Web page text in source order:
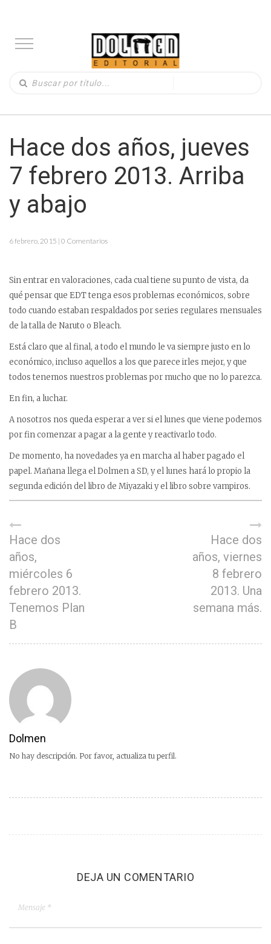
Hace dos años, jueves
7 febrero 2013. Arriba
y abajo
6 febrero, 2015 | 0 Comentarios
Sin entrar en valoraciones, cada cual tiene su punto de vista, da
qué pensar que EDT tenga esos problemas económicos, sobre
todo cuando estaban respaldados por series regulares mensuales
de la talla de Naruto o Bleach.
Está claro que al final, a todo el mundo le va siempre justo en lo
económico, incluso aquellos a los que parece irles mejor, y que
todos tenemos nuestros problemas por mucho que no lo parezca.
En fin, a luchar.
A nosotros nos queda esperar a ver si el lunes que viene podemos
por fin comenzar a pagar a la gente y reactivarlo todo.
De momento, ha novedades ya en marcha al haber pagado el
papel. Mañana llega el Dolmen a SD, y el lunes hará lo propio la
segunda edición del libro de Miyazaki y el libro sobre vampiros.
Hace dos
años,
miércoles 6
febrero 2013.
Tenemos Plan
B
Hace dos
años, viernes
8 febrero
2013. Una
semana más.
Dolmen
No hay descripción. Por favor, actualiza tu perfil.
DEJA UN COMENTARIO